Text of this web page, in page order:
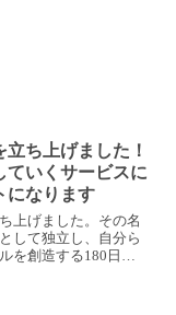
ち上げました！
ていくサービスに
になります
上げました。その名
して独立し、自分ら
を創造する180日間